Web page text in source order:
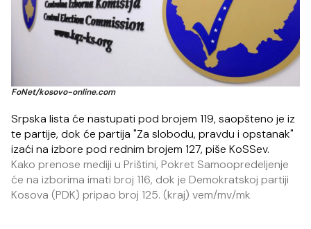
FoNet/kosovo-online.com
Srpska lista će nastupati pod brojem 119, saopšteno je iz
te partije, dok će partija "Za slobodu, pravdu i opstanak"
izaći na izbore pod rednim brojem 127, piše KoSSev.
Kako prenose mediji u Prištini, Pokret Samoopredeljenje
će na izborima imati broj 116, dok je Demokratskoj partiji
Kosova (PDK) pripao broj 125. (kraj) vem/mv/mk